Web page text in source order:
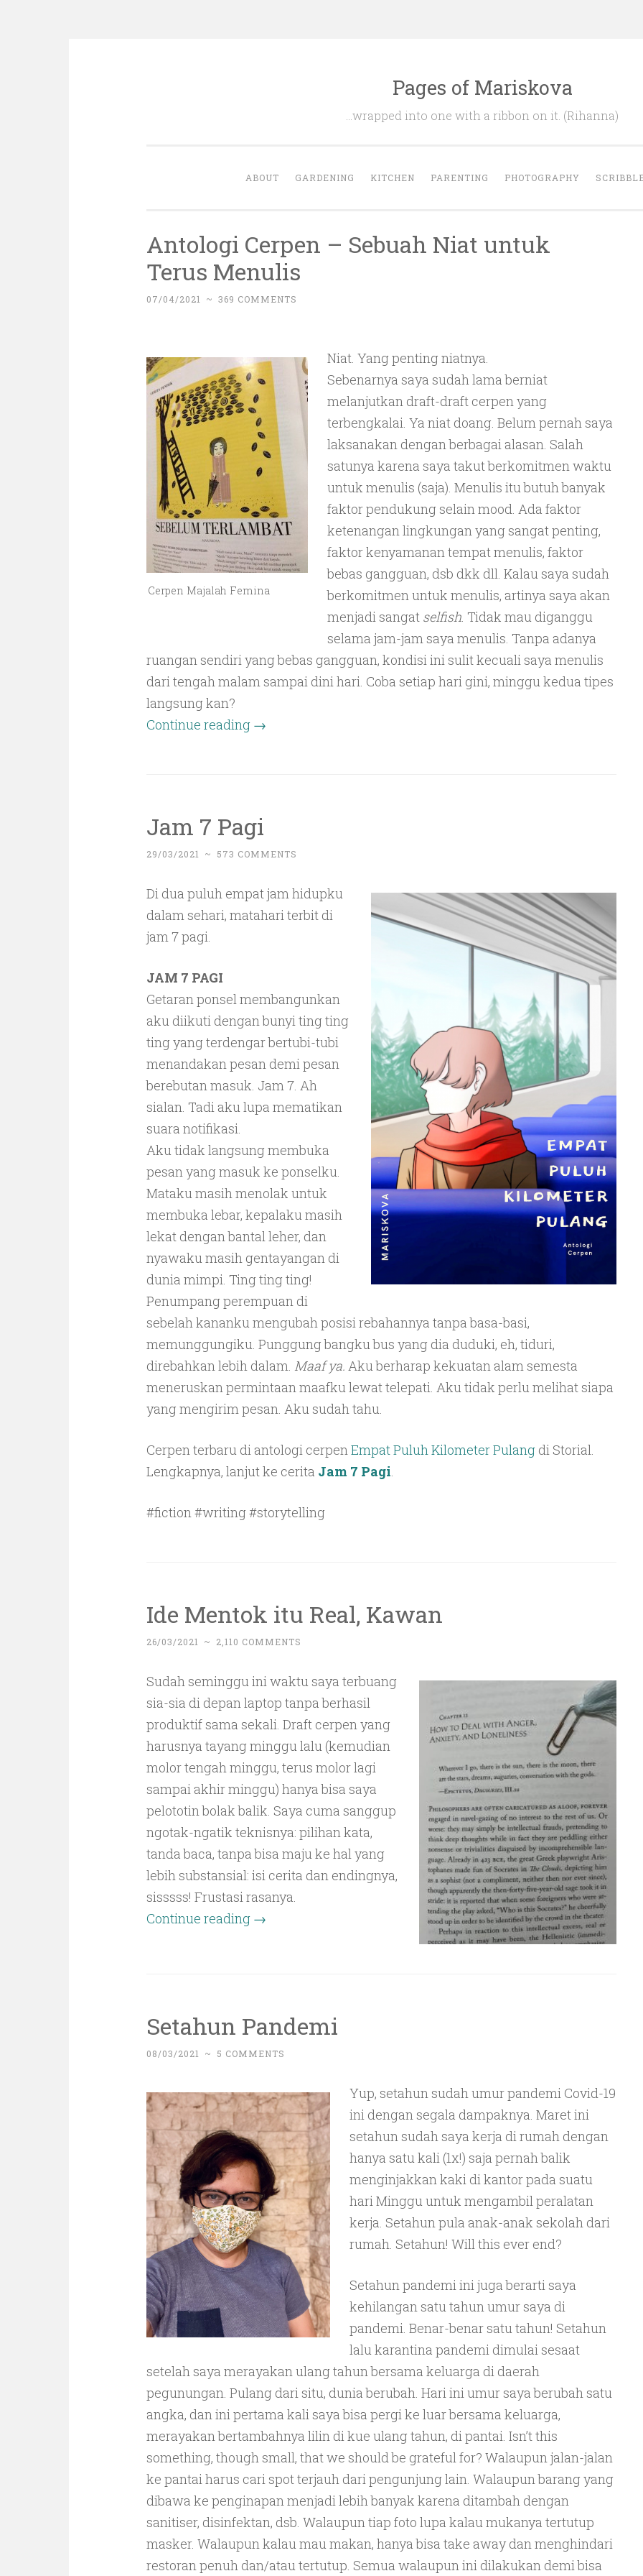
Pages of Mariskova
…wrapped into one with a ribbon on it. (Rihanna)
ABOUT GARDENING KITCHEN PARENTING PHOTOGRAPHY
Antologi Cerpen – Sebuah Niat untuk
Terus Menulis
07/04/2021 ~ 369 COMMENTS
Cerpen Majalah Femina
Niat. Yang penting niatnya.
Sebenarnya saya sudah lama berniat
melanjutkan draft-draft cerpen yang
terbengkalai. Ya niat doang. Belum pernah saya
laksanakan dengan berbagai alasan. Salah
satunya karena saya takut berkomitmen waktu
untuk menulis (saja). Menulis itu butuh banyak
faktor pendukung selain mood. Ada faktor
ketenangan lingkungan yang sangat penting,
faktor kenyamanan tempat menulis, faktor
bebas gangguan, dsb dkk dll. Kalau saya sudah
berkomitmen untuk menulis, artinya saya akan
menjadi sangat selfish. Tidak mau diganggu
selama jam-jam saya menulis. Tanpa adanya
ruangan sendiri yang bebas gangguan, kondisi ini sulit kecuali saya menulis
dari tengah malam sampai dini hari. Coba setiap hari gini, minggu kedua tipes
langsung kan?
Continue reading →
Jam 7 Pagi
29/03/2021 ~ 573 COMMENTS
Di dua puluh empat jam hidupku
dalam sehari, matahari terbit di
jam 7 pagi.
JAM 7 PAGI
Getaran ponsel membangunkan
aku diikuti dengan bunyi ting ting
ting yang terdengar bertubi-tubi
menandakan pesan demi pesan
berebutan masuk. Jam 7. Ah
sialan. Tadi aku lupa mematikan
suara notifikasi.
Aku tidak langsung membuka
pesan yang masuk ke ponselku.
Mataku masih menolak untuk
membuka lebar, kepalaku masih
lekat dengan bantal leher, dan
nyawaku masih gentayangan di
dunia mimpi. Ting ting ting!
Penumpang perempuan di
sebelah kananku mengubah posisi rebahannya tanpa basa-basi,
memunggungiku. Punggung bangku bus yang dia duduki, eh, tiduri,
direbahkan lebih dalam. Maaf ya. Aku berharap kekuatan alam semesta
meneruskan permintaan maafku lewat telepati. Aku tidak perlu melihat siapa
yang mengirim pesan. Aku sudah tahu.
Cerpen terbaru di antologi cerpenEmpat Puluh Kilometer Pulangdi Storial.
Lengkapnya, lanjut ke cerita Jam 7 Pagi.
#fiction #writing #storytelling
Ide Mentok itu Real, Kawan
26/03/2021 ~ 2,110 COMMENTS
Sudah seminggu ini waktu saya terbuang
sia-sia di depan laptop tanpa berhasil
produktif sama sekali. Draft cerpen yang
harusnya tayang minggu lalu (kemudian
molor tengah minggu, terus molor lagi
sampai akhir minggu) hanya bisa saya
pelototin bolak balik. Saya cuma sanggup
ngotak-ngatik teknisnya: pilihan kata,
tanda baca, tanpa bisa maju ke hal yang
lebih substansial: isi cerita dan endingnya,
sisssss! Frustasi rasanya.
Continue reading →
Setahun Pandemi
08/03/2021 ~ 5 COMMENTS
Yup, setahun sudah umur pandemi Covid-19
ini dengan segala dampaknya. Maret ini
setahun sudah saya kerja di rumah dengan
hanya satu kali (1x!) saja pernah balik
menginjakkan kaki di kantor pada suatu
hari Minggu untuk mengambil peralatan
kerja. Setahun pula anak-anak sekolah dari
rumah. Setahun! Will this ever end?
Setahun pandemi ini juga berarti saya
kehilangan satu tahun umur saya di
pandemi. Benar-benar satu tahun! Setahun
lalu karantina pandemi dimulai sesaat
setelah saya merayakan ulang tahun bersama keluarga di daerah
pegunungan. Pulang dari situ, dunia berubah. Hari ini umur saya berubah satu
angka, dan ini pertama kali saya bisa pergi ke luar bersama keluarga,
merayakan bertambahnya lilin di kue ulang tahun, di pantai. Isn’t this
something, though small, that we should be grateful for? Walaupun jalan-jalan
ke pantai harus cari spot terjauh dari pengunjung lain. Walaupun barang yang
dibawa ke penginapan menjadi lebih banyak karena ditambah dengan
sanitiser, disinfektan, dsb. Walaupun tiap foto lupa kalau mukanya tertutup
masker. Walaupun kalau mau makan, hanya bisa take away dan menghindari
restoran penuh dan/atau tertutup. Semua walaupun ini dilakukan demi bisa